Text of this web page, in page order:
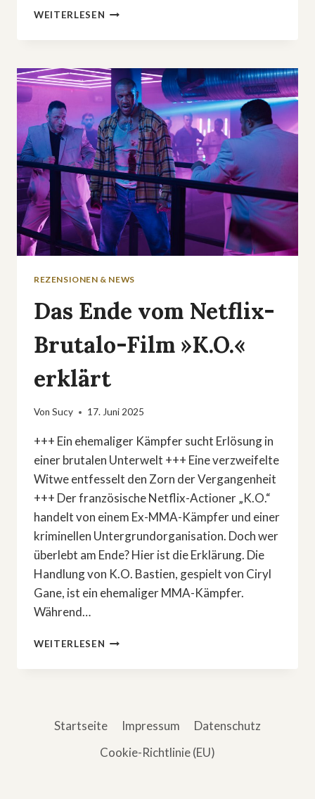
WEITERLESEN DAS
DAS
NIE
WOLLTE
REZENSIONEN & NEWS
Das Ende vom Netflix-
Brutalo-Film »K.O.«
erklärt
Von Sucy 17. Juni 2025
+++ Ein ehemaliger Kämpfer sucht Erlösung in
einer brutalen Unterwelt +++ Eine verzweifelte
Witwe entfesselt den Zorn der Vergangenheit
+++ Der französische Netflix-Actioner „K.O.“
handelt von einem Ex-MMA-Kämpfer und einer
kriminellen Untergrundorganisation. Doch wer
überlebt am Ende? Hier ist die Erklärung. Die
Handlung von K.O. Bastien, gespielt von Ciryl
Gane, ist ein ehemaliger MMA-Kämpfer.
Während…
WEITERLESEN DAS
VOM
»K.O.«
Startseite Impressum
Datenschutz
Cookie-Richtlinie (EU)